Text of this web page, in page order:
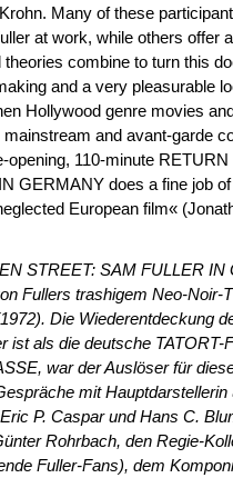
Many of these
at work, while others offer
combine to turn this
and a very pleasurable
Hollywood genre movies
and avant-garde
opening, 110-minute
GERMANY does a fine job
European film«
STREET: SAM FULLER IN
Fullers trashigem Neo-Noir-
Die Wiederentdeckung
ist als die deutsche
war der Auslöser für
mit
P. Caspar und Hans C.
Rohrbach, den Regie-
Fuller-Fans), dem